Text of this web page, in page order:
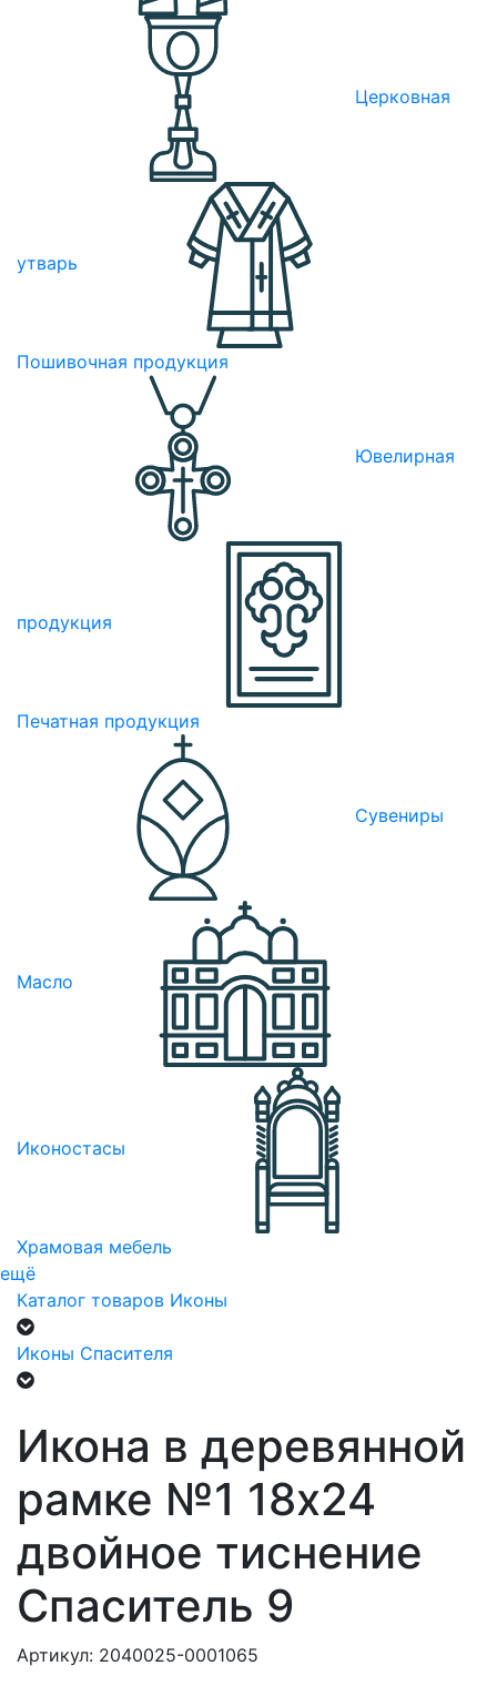
Церковная
утварь
Пошивочная продукция
Ювелирная
продукция
Печатная продукция
Сувениры
Масло
Иконостасы
Храмовая мебель
ещё
Каталог товаров Иконы
Иконы Спасителя
Икона в деревянной
рамке №1 18х24
двойное тиснение
Спаситель 9
Артикул: 2040025-0001065